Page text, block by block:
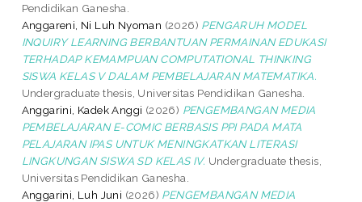
Pendidikan Ganesha.
Anggareni, Ni Luh Nyoman (2026) PENGARUH MODEL
INQUIRY LEARNING BERBANTUAN PERMAINAN EDUKASI
TERHADAP KEMAMPUAN COMPUTATIONAL THINKING
SISWA KELAS V DALAM PEMBELAJARAN MATEMATIKA.
Undergraduate thesis, Universitas Pendidikan Ganesha.
Anggarini, Kadek Anggi (2026) PENGEMBANGAN MEDIA
PEMBELAJARAN E-COMIC BERBASIS PPI PADA MATA
PELAJARAN IPAS UNTUK MENINGKATKAN LITERASI
LINGKUNGAN SISWA SD KELAS IV. Undergraduate thesis,
Universitas Pendidikan Ganesha.
Anggarini, Luh Juni (2026) PENGEMBANGAN MEDIA